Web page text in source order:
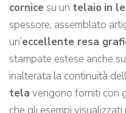
cornice su un telaio in
spessore, assemblato
un’eccellente resa
stampate estese anche
inalterata la continuità
tela vengono forniti con